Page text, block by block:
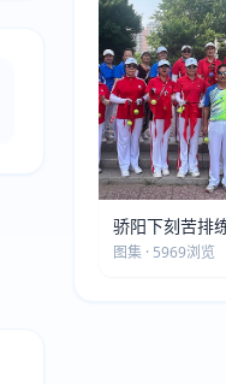
骄阳下刻苦排
五届莫斯科世
图集 · 5969浏览